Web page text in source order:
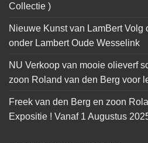
Collectie )
Nieuwe Kunst van LamBert Volg
onder Lambert Oude Wesselink
NU Verkoop van mooie olieverf
zoon Roland van den Berg voor
Freek van den Berg en zoon
Expositie ! Vanaf 1 Augustus